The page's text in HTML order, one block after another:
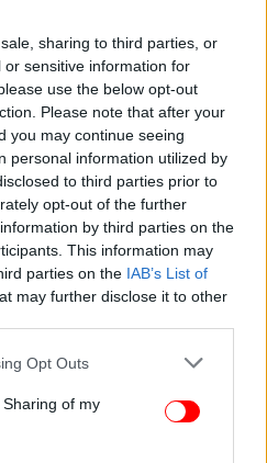
sharing to third parties, or
sensitive information for
use the below opt-out
Please note that after your
you may continue seeing
personal information utilized by
to third parties prior to
opt-out of the further
by third parties on the
This information may
parties on the IAB’s List of
may further disclose it to other
app uses one or more Google
behaviour. You may click to
and its third-party tags to
purposes in below Google
Opt Outs
of my
ποτά
Πομπηία
αρχαιολόγοι που
στην Πομπηία
φαστφουντάδικο,
ανακάλυψη της
μεταξύ άλλων
με πάπια ή κοτόπουλο.